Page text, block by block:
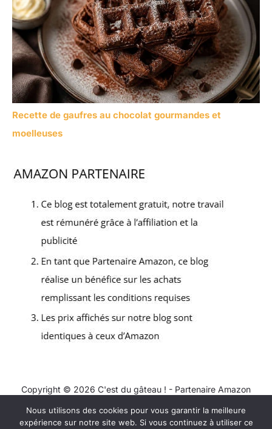
Recette de gaufres au chocolat gourmandes et
moelleuses
Copyright © 2026 C'est du gâteau ! - Partenaire Amazon
Contact
Nous utilisons des cookies pour vous garantir la meilleure
expérience sur notre site web. Si vous continuez à utiliser ce